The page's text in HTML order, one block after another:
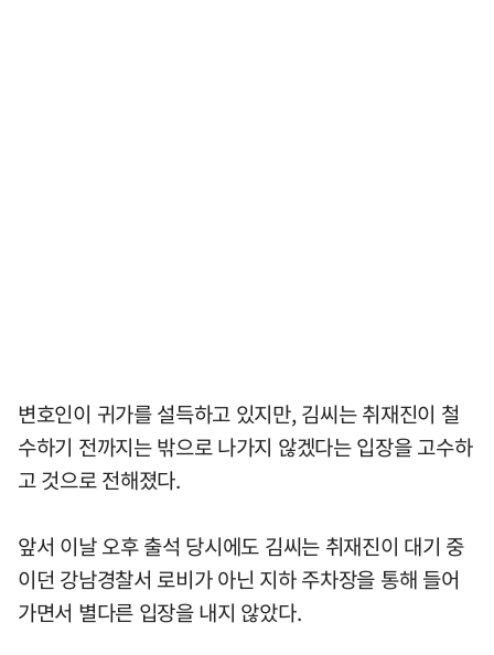
변호인이 귀가를 설득하고 있지만, 김씨는 취재진이 철
수하기 전까지는 밖으로 나가지 않겠다는 입장을 고수하
고 것으로 전해졌다.
앞서 이날 오후 출석 당시에도 김씨는 취재진이 대기 중
이던 강남경찰서 로비가 아닌 지하 주차장을 통해 들어
가면서 별다른 입장을 내지 않았다.